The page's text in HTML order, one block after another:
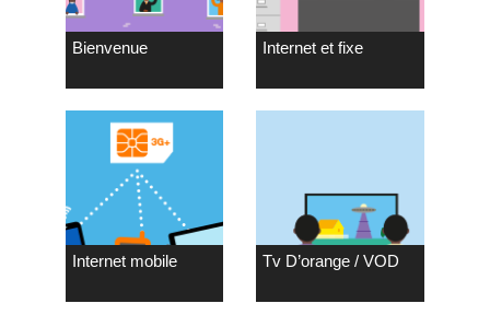
Bienvenue Internet et fixe
Internet mobile Tv D’orange / VOD